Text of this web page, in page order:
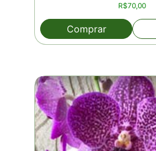
R$70,00
Comprar